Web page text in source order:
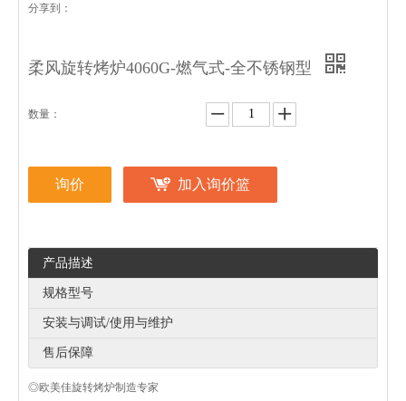
分享到：
柔风旋转烤炉4060G-燃气式-全不锈钢型
数量：
询价 加入询价篮
产品描述
规格型号
安装与调试/使用与维护
售后保障
◎欧美佳旋转烤炉制造专家